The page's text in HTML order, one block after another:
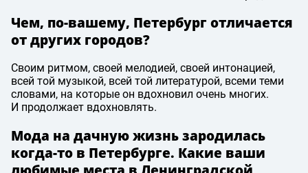
Чем, по-вашему, Петербург отличается
от других городов?
Своим ритмом, своей мелодией, своей интонацией,
всей той музыкой, всей той литературой, всеми теми
словами, на которые он вдохновил очень многих.
И продолжает вдохновлять.
Мода на дачную жизнь зародилась
когда-то в Петербурге. Какие ваши